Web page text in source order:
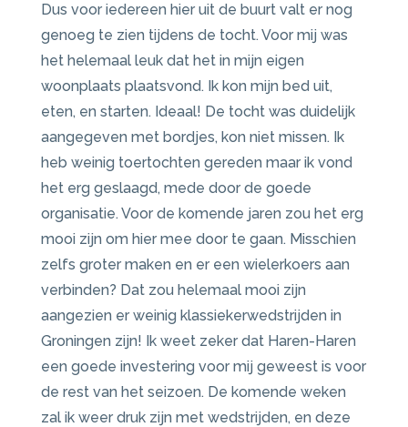
Dus voor iedereen hier uit de buurt valt er nog
genoeg te zien tijdens de tocht. Voor mij was
het helemaal leuk dat het in mijn eigen
woonplaats plaatsvond. Ik kon mijn bed uit,
eten, en starten. Ideaal! De tocht was duidelijk
aangegeven met bordjes, kon niet missen. Ik
heb weinig toertochten gereden maar ik vond
het erg geslaagd, mede door de goede
organisatie. Voor de komende jaren zou het erg
mooi zijn om hier mee door te gaan. Misschien
zelfs groter maken en er een wielerkoers aan
verbinden? Dat zou helemaal mooi zijn
aangezien er weinig klassiekerwedstrijden in
Groningen zijn! Ik weet zeker dat Haren-Haren
een goede investering voor mij geweest is voor
de rest van het seizoen. De komende weken
zal ik weer druk zijn met wedstrijden, en deze